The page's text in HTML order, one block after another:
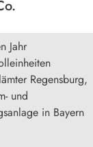
Jahr
Regensburg,
und
in Bayern